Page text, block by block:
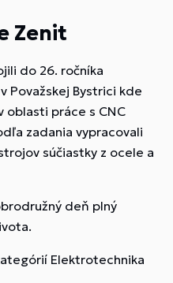
Zenit
do 26. ročníka
Považskej Bystrici kde
oblasti práce s CNC
zadania vypracovali
súčiastky z ocele a
deň plný
Elektrotechnika